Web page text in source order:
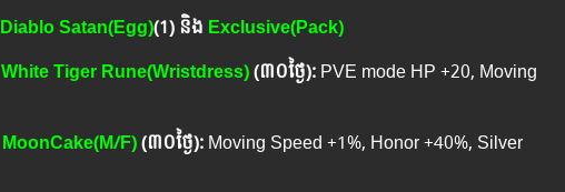
Diablo Satan(Egg)(1) និង Exclusive(Pack)
White Tiger Rune(Wristdress)(៣០ថ្ងៃ):PVE mode HP +20, Moving
MoonCake(M/F)(៣០ថ្ងៃ):Moving Speed +1%, Honor +40%, Silver